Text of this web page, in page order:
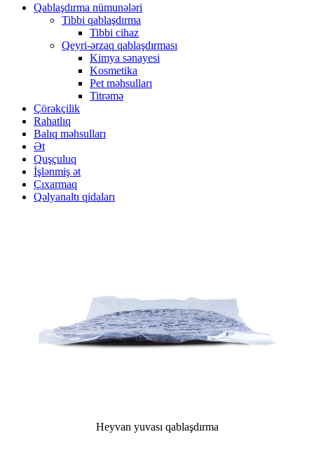
Qablaşdırma nümunələri
Tibbi qablaşdırma
Tibbi cihaz
Qeyri-ərzaq qablaşdırması
Kimya sənayesi
Kosmetika
Pet məhsulları
Titrəmə
Çörəkçilik
Rahatlıq
Balıq məhsulları
Ət
Quşçuluq
İşlənmiş ət
Çıxarmaq
Qəlyanaltı qidaları
Heyvan yuvası qablaşdırma